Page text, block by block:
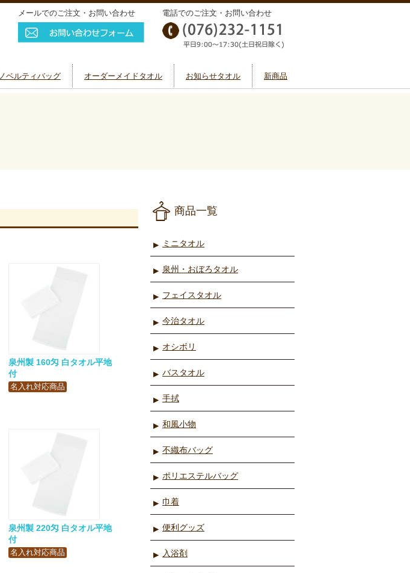
メールでのご注文・お問い合わせ 電話でのご注文・お問い合わせ
ノベルティバッグ オーダーメイドタオル お知らせタオル 新商品
泉州製 160匁 白タオル平地
付
名入れ対応商品
泉州製 220匁 白タオル平地
付
名入れ対応商品
商品一覧
ミニタオル
泉州・おぼろタオル
フェイスタオル
今治タオル
オシボリ
バスタオル
手拭
和風小物
不織布バッグ
ポリエステルバッグ
巾着
便利グッズ
入浴剤